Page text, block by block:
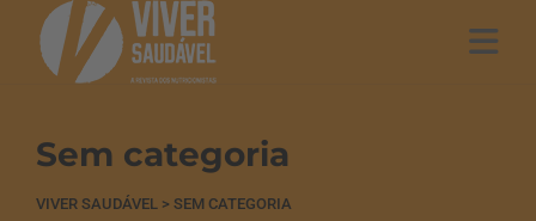
Sem categoria
VIVER SAUDÁVEL > SEM CATEGORIA